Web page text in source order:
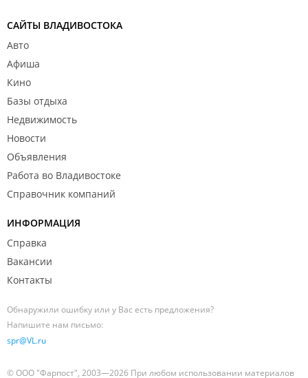
САЙТЫ ВЛАДИВОСТОКА
Авто
Афиша
Кино
Базы отдыха
Недвижимость
Новости
Объявления
Работа во Владивостоке
Справочник компаний
ИНФОРМАЦИЯ
Справка
Вакансии
Контакты
Обнаружили ошибку или у Вас есть предложения?
Напишите нам письмо:
spr@VL.ru
© ООО "Фарпост", 2003—2026 При любом использовании материалов